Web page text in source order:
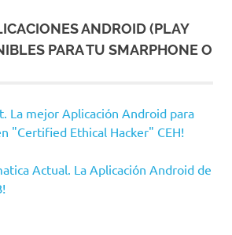
ANDROID (PLAY
PARA TU SMARPHONE O
La mejor Aplicación Android para
"Certified Ethical Hacker" CEH!
Actual. La Aplicación Android de